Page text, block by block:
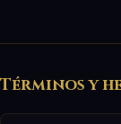
Términos y